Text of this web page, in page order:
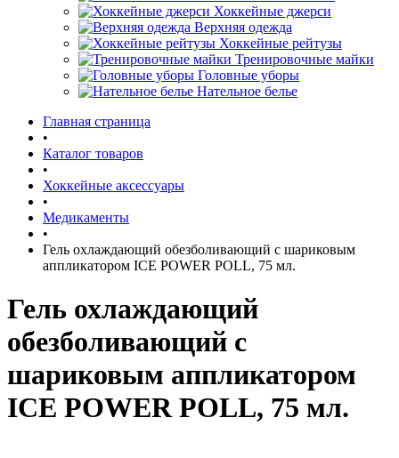
Хоккейные джерси
Верхняя одежда
Хоккейные рейтузы
Тренировочные майки
Головные уборы
Нательное белье
Главная страница
•
Каталог товаров
•
Хоккейные аксессуары
•
Медикаменты
•
Гель охлаждающий обезболивающий с шариковым
аппликатором ICE POWER POLL, 75 мл.
Гель охлаждающий
обезболивающий с
шариковым аппликатором
ICE POWER POLL, 75 мл.